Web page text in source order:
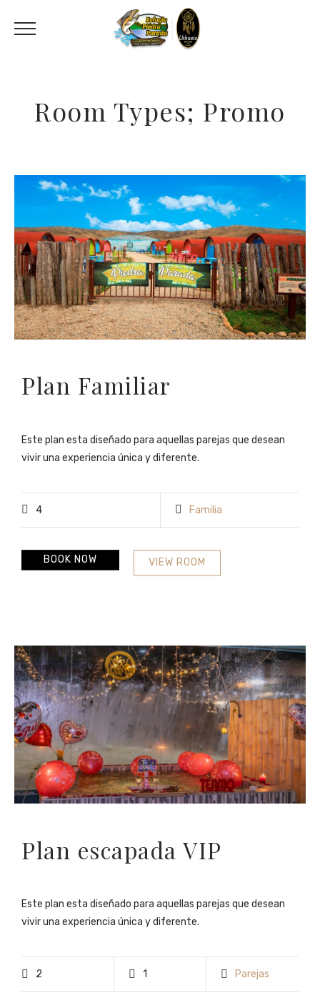
Room Types; Promo
Plan Familiar
Este plan esta diseñado para aquellas parejas que desean
vivir una experiencia única y diferente.
4 Familia
VIEW ROOM
BOOK NOW
Plan escapada VIP
Este plan esta diseñado para aquellas parejas que desean
vivir una experiencia única y diferente.
2 1 Parejas